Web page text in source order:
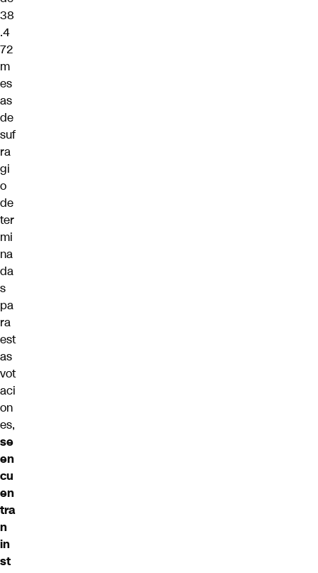
38
.4
72
m
es
as
de
suf
ra
gi
o
de
ter
mi
na
da
s
pa
ra
est
as
vot
aci
on
es,
se
en
cu
en
tra
n
in
st